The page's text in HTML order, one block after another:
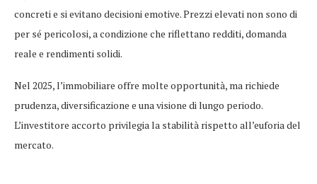
concreti e si evitano decisioni emotive. Prezzi elevati non sono di
per sé pericolosi, a condizione che riflettano redditi, domanda
reale e rendimenti solidi.
Nel 2025, l’immobiliare offre molte opportunità, ma richiede
prudenza, diversificazione e una visione di lungo periodo.
L’investitore accorto privilegia la stabilità rispetto all’euforia del
mercato.